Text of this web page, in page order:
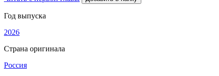
Год выпуска
2026
Страна оригинала
Россия